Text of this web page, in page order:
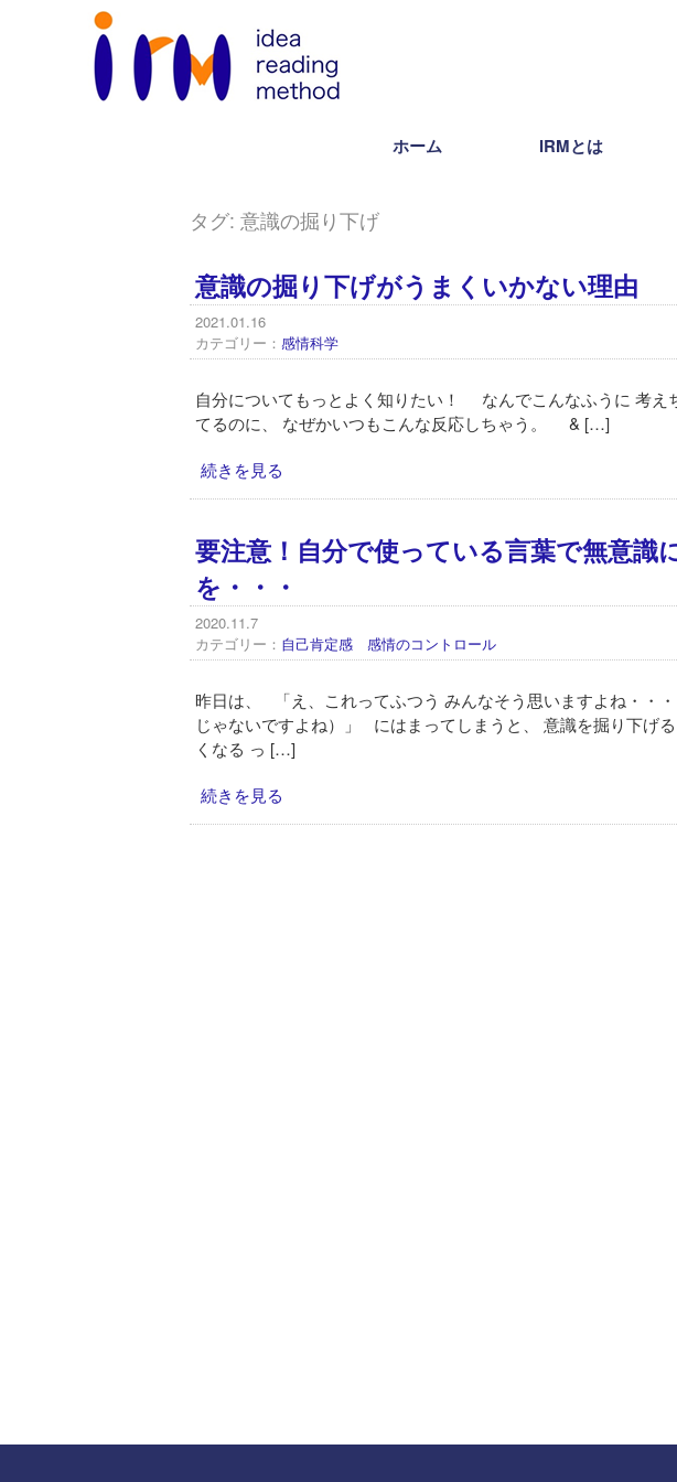
ホーム IRMとは
タグ: 意識の掘り下げ
意識の掘り下げがうまくいかない理由
2021.01.16
カテゴリー： 感情科学
自分についてもっとよく知りたい！ なんでこんなふうに 考
てるのに、 なぜかいつもこんな反応しちゃう。 & […]
続きを見る
要注意！自分で使っている言葉で無意識
を・・・
2020.11.7
カテゴリー： 自己肯定感 感情のコントロール
昨日は、 「え、これってふつう みんなそう思いますよね・・
じゃないですよね）」 にはまってしまうと、 意識を掘り下げ
くなる っ […]
続きを見る